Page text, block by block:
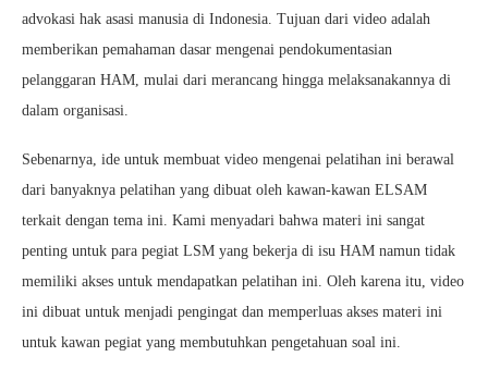
advokasi hak asasi manusia di Indonesia. Tujuan dari video adalah
memberikan pemahaman dasar mengenai pendokumentasian
pelanggaran HAM, mulai dari merancang hingga melaksanakannya di
dalam organisasi.
Sebenarnya, ide untuk membuat video mengenai pelatihan ini berawal
dari banyaknya pelatihan yang dibuat oleh kawan-kawan ELSAM
terkait dengan tema ini. Kami menyadari bahwa materi ini sangat
penting untuk para pegiat LSM yang bekerja di isu HAM namun tidak
memiliki akses untuk mendapatkan pelatihan ini. Oleh karena itu, video
ini dibuat untuk menjadi pengingat dan memperluas akses materi ini
untuk kawan pegiat yang membutuhkan pengetahuan soal ini.